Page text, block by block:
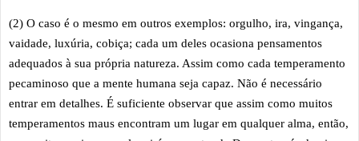
(2) O caso é o mesmo em outros exemplos: orgulho, ira, vingança,
vaidade, luxúria, cobiça; cada um deles ocasiona pensamentos
adequados à sua própria natureza. Assim como cada temperamento
pecaminoso que a mente humana seja capaz. Não é necessário
entrar em detalhes. É suficiente observar que assim como muitos
temperamentos maus encontram um lugar em qualquer alma, então,